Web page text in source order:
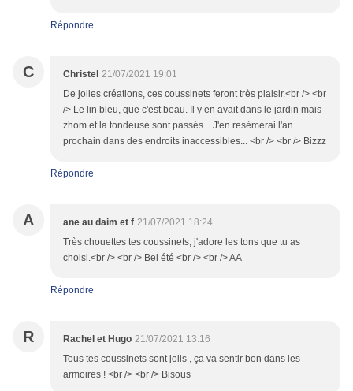
Répondre
C Christel 21/07/2021 19:01
De jolies créations, ces coussinets feront très plaisir.<br /> <br
/> Le lin bleu, que c'est beau. Il y en avait dans le jardin mais
zhom et la tondeuse sont passés... J'en resèmerai l'an
prochain dans des endroits inaccessibles... <br /> <br /> Bizzz
Répondre
A ane au daim et f 21/07/2021 18:24
Très chouettes tes coussinets, j'adore les tons que tu as
choisi.<br /> <br /> Bel été <br /> <br /> AA
Répondre
R Rachel et Hugo 21/07/2021 13:16
Tous tes coussinets sont jolis , ça va sentir bon dans les
armoires ! <br /> <br /> Bisous